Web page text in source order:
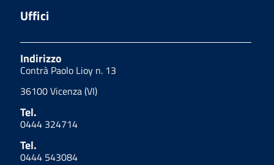
Uffici
Indirizzo
Contrà Paolo Lioy n. 13
36100 Vicenza (VI)
Tel.
0444 324714
Tel.
0444 543084